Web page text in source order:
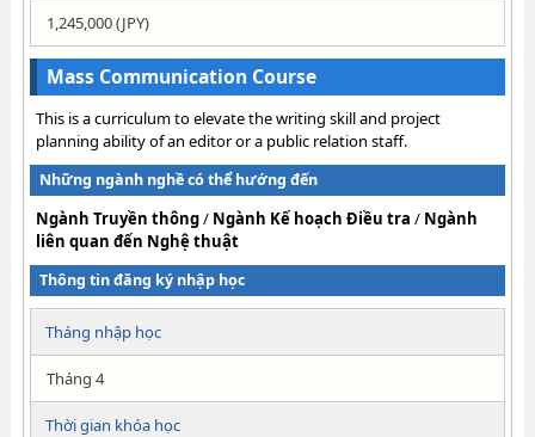
1,245,000 (JPY)
Mass Communication Course
This is a curriculum to elevate the writing skill and project
planning ability of an editor or a public relation staff.
Những ngành nghề có thể hướng đến
Ngành Truyền thông/ Ngành Kế hoạch Điều tra / Ngành
liên quan đến Nghệ thuật
Thông tin đăng ký nhập học
Tháng nhập học
Tháng 4
Thời gian khóa học